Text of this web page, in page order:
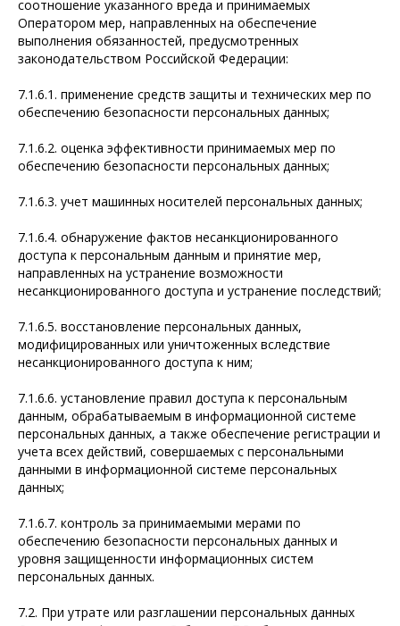
соотношение указанного вреда и принимаемых
Оператором мер, направленных на обеспечение
выполнения обязанностей, предусмотренных
законодательством Российской Федерации:
7.1.6.1. применение средств защиты и технических мер по
обеспечению безопасности персональных данных;
7.1.6.2. оценка эффективности принимаемых мер по
обеспечению безопасности персональных данных;
7.1.6.3. учет машинных носителей персональных данных;
7.1.6.4. обнаружение фактов несанкционированного
доступа к персональным данным и принятие мер,
направленных на устранение возможности
несанкционированного доступа и устранение последствий;
7.1.6.5. восстановление персональных данных,
модифицированных или уничтоженных вследствие
несанкционированного доступа к ним;
7.1.6.6. установление правил доступа к персональным
данным, обрабатываемым в информационной системе
персональных данных, а также обеспечение регистрации и
учета всех действий, совершаемых с персональными
данными в информационной системе персональных
данных;
7.1.6.7. контроль за принимаемыми мерами по
обеспечению безопасности персональных данных и
уровня защищенности информационных систем
персональных данных.
7.2. При утрате или разглашении персональных данных